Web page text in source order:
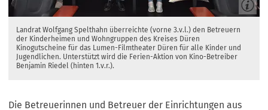
Landrat Wolfgang Spelthahn überreichte (vorne 3.v.l.) den Betreuern
der Kinderheimen und Wohngruppen des Kreises Düren
Kinogutscheine für das Lumen-Filmtheater Düren für alle Kinder und
Jugendlichen. Unterstützt wird die Ferien-Aktion von Kino-Betreiber
Benjamin Riedel (hinten 1.v.r.).
Die Betreuerinnen und Betreuer der Einrichtungen aus